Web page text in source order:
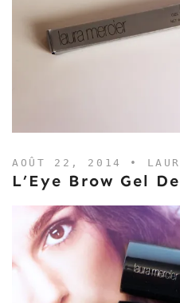
AOÛT 22, 2014 •
L’Eye Brow Gel